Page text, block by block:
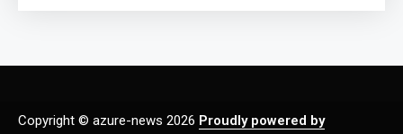
Copyright © azure-news 2026 Proudly powered by